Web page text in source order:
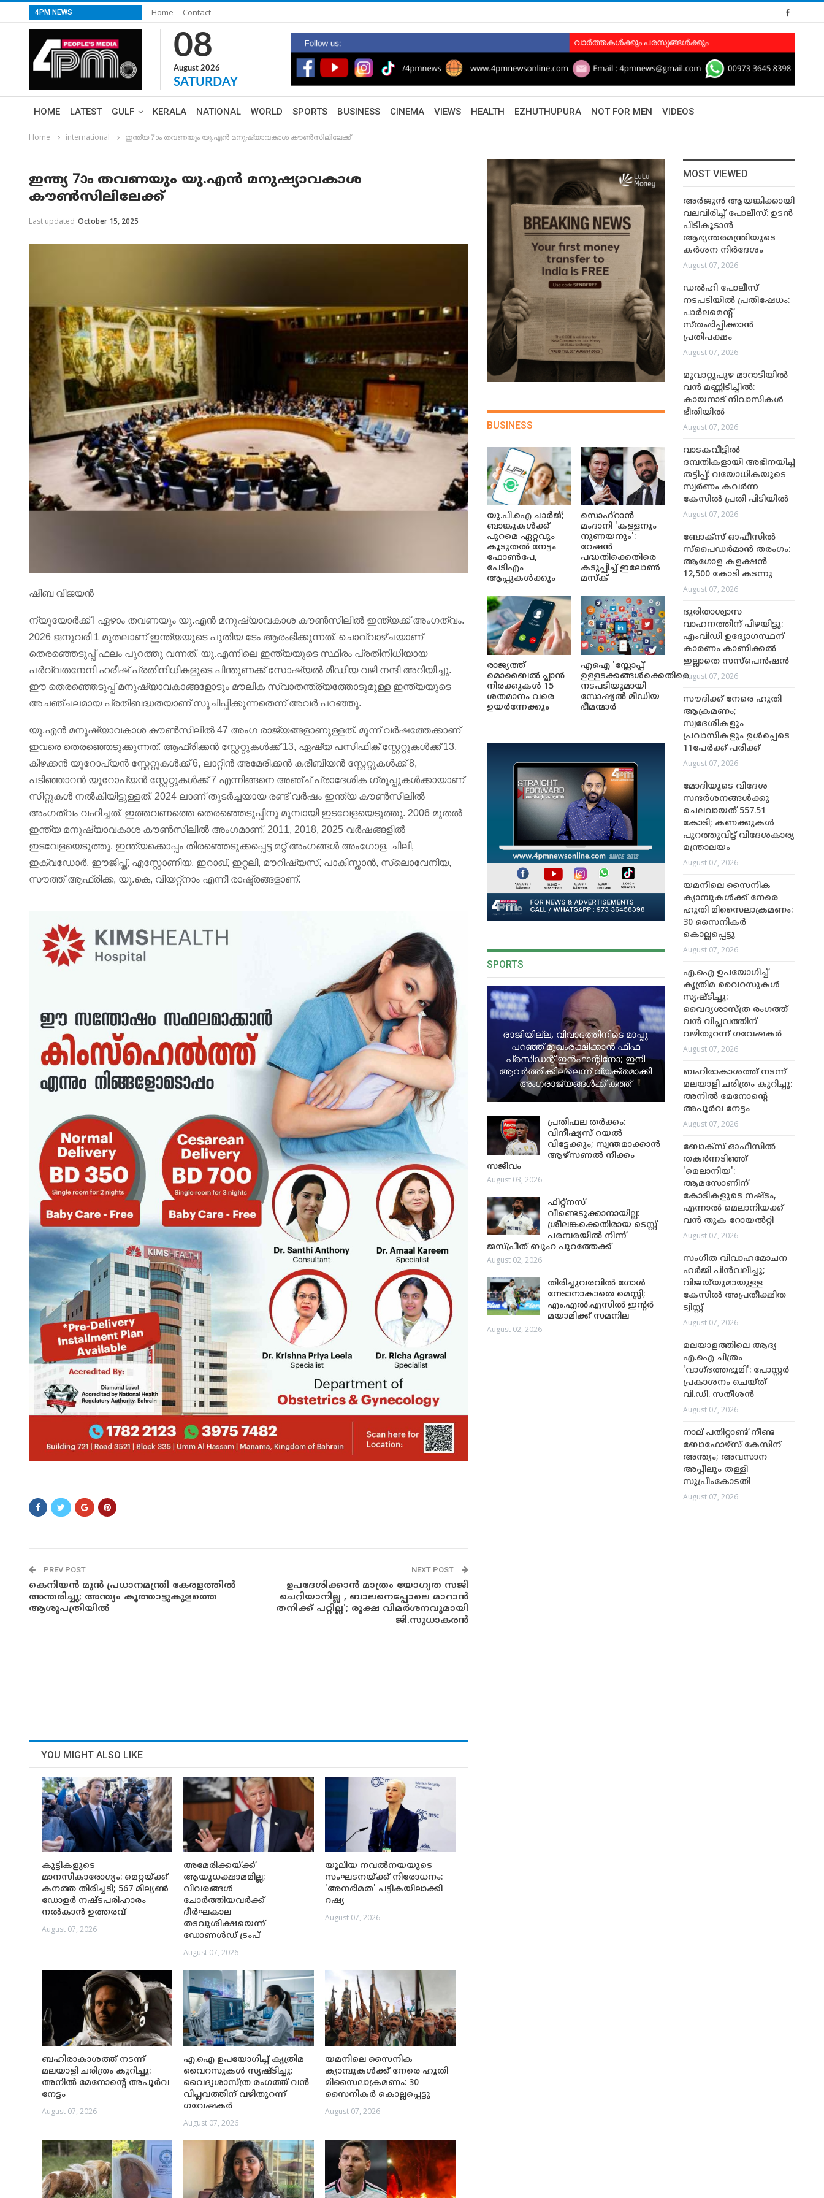
4PM NEWS Home Contact
08
August 2026
SATURDAY
HOME LATEST GULF KERALA NATIONAL WORLD SPORTS BUSINESS CINEMA VIEWS HEALTH EZHUTHUPURA NOT FOR MEN VIDEOS
Home international ഇന്ത്യ 7ാം തവണയും യു.എൻ മനുഷ്യാവകാശ കൗൺസിലിലേക്ക്
ഇന്ത്യ 7ാം തവണയും യു.എൻ മനുഷ്യാവകാശ
കൗൺസിലിലേക്ക്
Last updated October 15, 2025
ഷീബ വിജയൻ
ന്യൂയോർക്ക് I ഏഴാം തവണയും യു.എൻ മനുഷ്യാവകാശ കൗൺസിലിൽ ഇന്ത്യക്ക് അംഗത്വം.
2026 ജനുവരി 1 മുതലാണ് ഇന്ത്യയുടെ പുതിയ ടേം ആരംഭിക്കുന്നത്. ചൊവ്വാഴ്ചയാണ്
തെരഞ്ഞെടുപ്പ് ഫലം പുറത്തു വന്നത്. യു.എന്നിലെ ഇന്ത്യയുടെ സ്ഥിരം പ്രതിനിധിയായ
പർവ്വതനേനി ഹരീഷ് പ്രതിനിധികളുടെ പിന്തുണക്ക് സോഷ്യൽ മീഡിയ വഴി നന്ദി അറിയിച്ചു.
ഈ തെരഞ്ഞെടുപ്പ് മനുഷ്യാവകാങ്ങളോടും മൗലിക സ്വാതന്ത്ര്യത്തോടുമുള്ള ഇന്ത്യയുടെ
അചഞ്ചലമായ പ്രതിബദ്ധതയാണ് സൂചിപ്പിക്കുന്നതെന്ന് അവർ പറഞ്ഞു.
യു.എൻ മനുഷ്യാവകാശ കൗൺസിലിൽ 47 അംഗ രാജ്യങ്ങളാണുള്ളത്. മൂന്ന് വർഷത്തേക്കാണ്
ഇവരെ തെരഞ്ഞെടുക്കുന്നത്. ആഫ്രിക്കൻ സ്റ്റേറ്റുകൾക്ക് 13, ഏഷ്യ പസിഫിക് സ്റ്റേറ്റുകൾക്ക് 13,
കിഴക്കൻ യൂറോപ്യൻ സ്റ്റേറ്റുകൾക്ക് 6, ലാറ്റിൻ അമേരിക്കൻ കരീബിയൻ സ്റ്റേറ്റുകൾക്ക് 8,
പടിഞ്ഞാറൻ യൂറോപ്യൻ സ്റ്റേറ്റുകൾക്ക് 7 എന്നിങ്ങനെ അഞ്ച് പ്രാദേശിക ഗ്രൂപ്പുകൾക്കായാണ്
സീറ്റുകൾ നൽകിയിട്ടുള്ളത്. 2024 ലാണ് തുടർച്ചയായ രണ്ട് വർഷം ഇന്ത്യ കൗൺസിലിൽ
അംഗത്വം വഹിച്ചത്. ഇത്തവണത്തെ തെരഞ്ഞെടുപ്പിനു മുമ്പായി ഇടവേളയെടുത്തു. 2006 മുതൽ
ഇന്ത്യ മനുഷ്യാവകാശ കൗൺസിലിൽ അംഗമാണ്. 2011, 2018, 2025 വർഷങ്ങളിൽ
ഇടവേളയെടുത്തു. ഇന്ത്യക്കൊപ്പം തിരഞ്ഞെടുക്കപ്പെട്ട മറ്റ് അംഗങ്ങൾ അംഗോള, ചിലി,
ഇക്വഡോർ, ഈജിപ്ത്, എസ്റ്റോണിയ, ഇറാഖ്, ഇറ്റലി, മൗറിഷ്യസ്, പാകിസ്താൻ, സ്ലൊവേനിയ,
സൗത്ത് ആഫ്രിക്ക, യു.കെ, വിയറ്റ്നാം എന്നീ രാഷ്ട്രങ്ങളാണ്.
PREV POST
കെനിയൻ മുൻ പ്രധാനമന്ത്രി കേരളത്തിൽ
അന്തരിച്ചു; അന്ത്യം കൂത്താട്ടുകുളത്തെ
ആശുപത്രിയിൽ
NEXT POST
ഉപദേശിക്കാൻ മാത്രം യോഗ്യത സജി
ചെറിയാനില്ല , ബാലനെപ്പോലെ മാറാന്‍
തനിക്ക് പറ്റില്ല'; രൂക്ഷ വിമർശനവുമായി
ജി.സുധാകരൻ
YOU MIGHT ALSO LIKE
കുട്ടികളുടെ
മാനസികാരോഗ്യം: മെറ്റയ്ക്ക്
കനത്ത തിരിച്ചടി; 567 മില്യൺ
ഡോളർ നഷ്ടപരിഹാരം
നൽകാൻ ഉത്തരവ്
August 07, 2026
അമേരിക്കയ്ക്ക്
ആയുധക്ഷാമമില്ല;
വിവരങ്ങൾ
ചോർത്തിയവർക്ക്
ദീർഘകാല
തടവുശിക്ഷയെന്ന്
ഡോണൾഡ് ട്രംപ്
August 07, 2026
യൂലിയ നവൽനയയുടെ
സംഘടനയ്ക്ക് നിരോധനം:
'അനഭിമത' പട്ടികയിലാക്കി
റഷ്യ
August 07, 2026
ബഹിരാകാശത്ത് നടന്ന്
മലയാളി ചരിത്രം കുറിച്ചു:
അനിൽ മേനോന്റെ അപൂർവ
നേട്ടം
August 07, 2026
എ.ഐ ഉപയോഗിച്ച് കൃത്രിമ
വൈറസുകൾ സൃഷ്ടിച്ചു:
വൈദ്യശാസ്ത്ര രംഗത്ത് വൻ
വിപ്ലവത്തിന് വഴിതുറന്ന്
ഗവേഷകർ
August 07, 2026
യമനിലെ സൈനിക
ക്യാമ്പുകൾക്ക് നേരെ ഹൂതി
മിസൈലാക്രമണം: 30
സൈനികർ കൊല്ലപ്പെട്ടു
August 07, 2026
BUSINESS
യു.പി.ഐ ചാർജ്;
ബാങ്കുകൾക്ക്
പുറമെ ഏറ്റവും
കൂടുതൽ നേട്ടം
ഫോൺപേ,
പേടിഎം
ആപ്പുകൾക്കും
സൊഹ്റാൻ
മംദാനി 'കള്ളനും
നുണയനും':
റേഷൻ
പദ്ധതിക്കെതിരെ
കടുപ്പിച്ച് ഇലോൺ
മസ്ക്
രാജ്യത്ത്
മൊബൈൽ പ്ലാൻ
നിരക്കുകൾ 15
ശതമാനം വരെ
ഉയർന്നേക്കും
എഐ 'സ്ലോപ്പ്'
ഉള്ളടക്കങ്ങൾക്കെതിരെ
നടപടിയുമായി
സോഷ്യൽ മീഡിയ
ഭീമന്മാർ
SPORTS
രാജിയില്ല, വിവാദത്തിനിടെ മാപ്പു
പറഞ്ഞ് മുഖംരക്ഷിക്കാൻ ഫിഫ
പ്രസിഡന്റ് ഇൻഫാന്റിനോ; ഇനി
ആവർത്തിക്കില്ലെന്ന് വ്യക്തമാക്കി
അംഗരാജ്യങ്ങൾക്ക് കത്ത്
പ്രതിഫല തർക്കം:
വിനീഷ്യസ് റയൽ
വിട്ടേക്കും; സ്വന്തമാക്കാൻ
ആഴ്സണൽ നീക്കം
സജീവം
August 03, 2026
ഫിറ്റ്നസ്
വീണ്ടെടുക്കാനായില്ല:
ശ്രീലങ്കക്കെതിരായ ടെസ്റ്റ്
പരമ്പരയിൽ നിന്ന്
ജസ്പ്രീത് ബുംറ പുറത്തേക്ക്
August 02, 2026
തിരിച്ചുവരവിൽ ഗോൾ
നേടാനാകാതെ മെസ്സി;
എം.എൽ.എസിൽ ഇന്റർ
മയാമിക്ക് സമനില
August 02, 2026
MOST VIEWED
അർജുൻ ആയങ്കിക്കായി
വലവിരിച്ച് പോലീസ്: ഉടൻ
പിടികൂടാൻ
ആഭ്യന്തരമന്ത്രിയുടെ
കർശന നിർദേശം
August 07, 2026
ഡൽഹി പോലീസ്
നടപടിയിൽ പ്രതിഷേധം:
പാർലമെന്റ്
സ്തംഭിപ്പിക്കാൻ
പ്രതിപക്ഷം
August 07, 2026
മൂവാറ്റുപുഴ മാറാടിയിൽ
വൻ മണ്ണിടിച്ചിൽ:
കായനാട് നിവാസികൾ
ഭീതിയിൽ
August 07, 2026
വാടകവീട്ടിൽ
ദമ്പതികളായി അഭിനയിച്ച്
തട്ടിപ്പ്: വയോധികയുടെ
സ്വർണം കവർന്ന
കേസിൽ പ്രതി പിടിയിൽ
August 07, 2026
ബോക്സ് ഓഫീസിൽ
സ്പൈഡർമാൻ തരംഗം:
ആഗോള കളക്ഷൻ
12,500 കോടി കടന്നു
August 07, 2026
ദുരിതാശ്വാസ
വാഹനത്തിന് പിഴയിട്ടു:
എംവിഡി ഉദ്യോഗസ്ഥന്
കാരണം കാണിക്കൽ
ഇല്ലാതെ സസ്‌പെൻഷൻ
August 07, 2026
സൗദിക്ക് നേരെ ഹൂതി
ആക്രമണം;
സ്വദേശികളും
പ്രവാസികളും ഉൾപ്പെടെ
11പേർക്ക് പരിക്ക്
August 07, 2026
മോദിയുടെ വിദേശ
സന്ദർശനങ്ങൾക്കു
ചെലവായത് 557.51
കോടി; കണക്കുകൾ
പുറത്തുവിട്ട് വിദേശകാര്യ
മന്ത്രാലയം
August 07, 2026
യമനിലെ സൈനിക
ക്യാമ്പുകൾക്ക് നേരെ
ഹൂതി മിസൈലാക്രമണം:
30 സൈനികർ
കൊല്ലപ്പെട്ടു
August 07, 2026
എ.ഐ ഉപയോഗിച്ച്
കൃത്രിമ വൈറസുകൾ
സൃഷ്ടിച്ചു:
വൈദ്യശാസ്ത്ര രംഗത്ത്
വൻ വിപ്ലവത്തിന്
വഴിതുറന്ന് ഗവേഷകർ
August 07, 2026
ബഹിരാകാശത്ത് നടന്ന്
മലയാളി ചരിത്രം കുറിച്ചു:
അനിൽ മേനോന്റെ
അപൂർവ നേട്ടം
August 07, 2026
ബോക്സ് ഓഫീസിൽ
തകർന്നടിഞ്ഞ്
'മെലാനിയ':
ആമസോണിന്
കോടികളുടെ നഷ്ടം,
എന്നാൽ മെലാനിയക്ക്
വൻ തുക റോയൽറ്റി
August 07, 2026
സംഗീത വിവാഹമോചന
ഹർജി പിൻവലിച്ചു;
വിജയ്‌യുമായുള്ള
കേസിൽ അപ്രതീക്ഷിത
ട്വിസ്റ്റ്
August 07, 2026
മലയാളത്തിലെ ആദ്യ
എ.ഐ ചിത്രം
'വാഗ്ദത്തഭൂമി': പോസ്റ്റർ
പ്രകാശനം ചെയ്ത്
വി.ഡി. സതീശൻ
August 07, 2026
നാല് പതിറ്റാണ്ട് നീണ്ട
ബോഫോഴ്സ് കേസിന്
അന്ത്യം; അവസാന
അപ്പീലും തള്ളി
സുപ്രീംകോടതി
August 07, 2026